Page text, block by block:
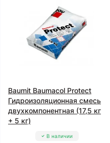
Baumit Baumacol Protect
Гидроизоляционная смесь
двухкомпонентная (17,5 кг
+ 5 кг)
В наличии